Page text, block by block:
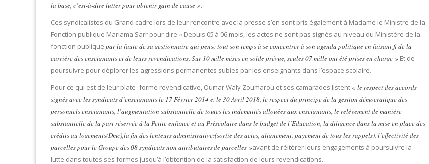
la base, c’est-à-dire lutter pour obtenir gain de cause ».
Ces syndicalistes du Grand cadre lors de leur rencontre avec la presse s’en sont pris également à Madame le Ministre de la
Fonction publique Mariama Sarr pour dire « Depuis 05 à 06 mois, les actes ne sont pas signés au niveau du Ministère de la
fonction publique par la faute de sa gestionnaire qui pense tout son temps à se concentrer à son agenda politique en faisant fi de la
carrière des enseignants et de leurs revendications. Sur 10 mille mises en solde prévue, seules 07 mille ont été prises en charge ».Et de
poursuivre pour déplorer les agressions permanentes subies par les enseignants dans l’espace scolaire.
Pour ce qui est de leur plate -forme revendicative, Oumar Waly Zoumarou et ses camarades listent « le respect des accords
signés avec les syndicats d’enseignants le 17 Février 2014 et le 30 Avril 2018, le respect du principe de la gestion démocratique des
personnels enseignants, l’augmentation substantielle de toutes les indemnités allouées aux enseignants, le relèvement de manière
substantielle de la part réservée à la Petite enfance et au Préscolaire dans le budget de l’Education, la diligence dans la mise en place des
crédits au logements(Dmc),la fin des lenteurs administratives(sortie des actes, alignement, payement de tous les rappels), l’effectivité des
parcelles pour le Groupe des 08 syndicats non attributaires de parcelles »avant de réitérer leurs engagements à poursuivre la
lutte dans toutes ses formes jusqu’à l’obtention de la satisfaction de leurs revendications.